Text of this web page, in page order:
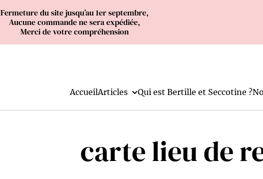
Fermeture du site jusqu’au 1er septembre,
Aucune commande ne sera expédiée,
Merci de votre compréhension
AccueilArticles Qui est Bertille et Seccotine ?
carte lieu de